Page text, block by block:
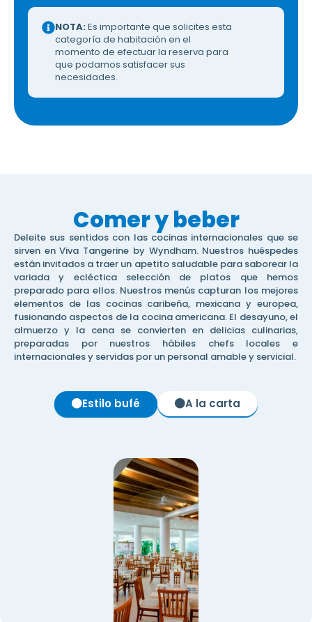
NOTA:Es importante que solicites esta
categoría de habitación en el
momento de efectuar la reserva para
que podamos satisfacer sus
necesidades.
Comer y beber
Deleite sus sentidos con las cocinas internacionales que se
sirven en Viva Tangerine by Wyndham. Nuestros huéspedes
están invitados a traer un apetito saludable para saborear la
variada y ecléctica selección de platos que hemos
preparado para ellos. Nuestros menús capturan los mejores
elementos de las cocinas caribeña, mexicana y europea,
fusionando aspectos de la cocina americana. El desayuno, el
almuerzo y la cena se convierten en delicias culinarias,
preparadas por nuestros hábiles chefs locales e
internacionales y servidas por un personal amable y servicial.
Estilo bufé A la carta